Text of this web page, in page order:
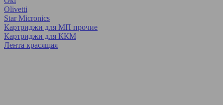
Olivetti
Star Micronics
Картриджи для МП прочие
Картриджи для ККМ
Лента красящая